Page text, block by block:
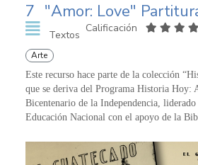
7 "Amor: Love"
Textos
Calificación
Arte
Este recurso hace parte de la colección
que se deriva del Programa Historia Hoy:
Bicentenario de la Independencia,
Educación Nacional con el apoyo de la